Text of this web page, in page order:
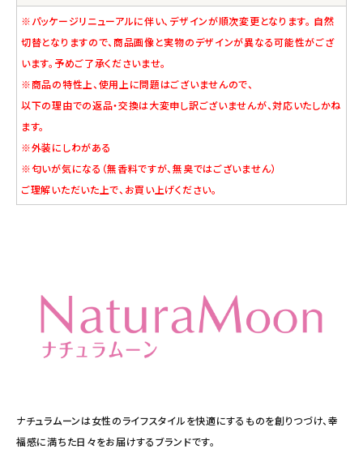
※パッケージリニューアルに伴い、デザインが順次変更となります。 自然
切替となりますので、商品画像と実物のデザインが異なる可能性がござ
います。予めご了承くださいませ。
※商品の特性上、使用上に問題はございませんので、
以下の理由での返品・交換は大変申し訳ございませんが、対応いたしかね
ます。
※外装にしわがある
※匂いが気になる（無香料ですが、無臭ではございません）
ご理解いただいた上で、お買い上げください。
ナチュラムーンは女性のライフスタイルを快適にするものを創りつづけ、幸
福感に満ちた日々をお届けするブランドです。